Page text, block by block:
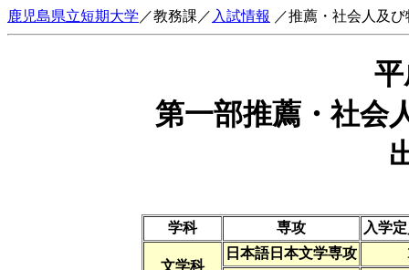
鹿児島県立短期大学 ／教務課／ 入試情報 ／推薦・社会人及
第一部推薦・社会
学科 専攻 入学
文学科
日本語日本文学専攻